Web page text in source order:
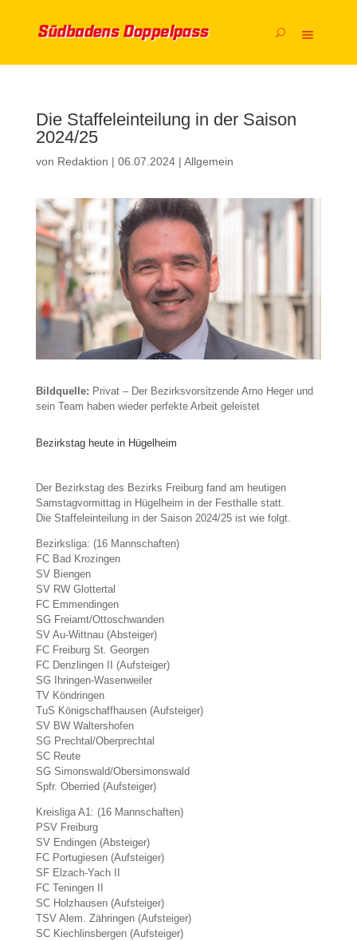
Die Staffeleinteilung in der Saison
2024/25
von Redaktion | 06.07.2024| Allgemein
Bildquelle: Privat – Der Bezirksvorsitzende Arno Heger und
sein Team haben wieder perfekte Arbeit geleistet
Bezirkstag heute in Hügelheim
Der Bezirkstag des Bezirks Freiburg fand am heutigen
Samstagvormittag in Hügelheim in der Festhalle statt.
Die Staffeleinteilung in der Saison 2024/25 ist wie folgt.
Bezirksliga: (16 Mannschaften)
FC Bad Krozingen
SV Biengen
SV RW Glottertal
FC Emmendingen
SG Freiamt/Ottoschwanden
SV Au-Wittnau (Absteiger)
FC Freiburg St. Georgen
FC Denzlingen II (Aufsteiger)
SG Ihringen-Wasenweiler
TV Köndringen
TuS Königschaffhausen (Aufsteiger)
SV BW Waltershofen
SG Prechtal/Oberprechtal
SC Reute
SG Simonswald/Obersimonswald
Spfr. Oberried (Aufsteiger)
Kreisliga A1: (16 Mannschaften)
PSV Freiburg
SV Endingen (Absteiger)
FC Portugiesen (Aufsteiger)
SF Elzach-Yach II
FC Teningen II
SC Holzhausen (Aufsteiger)
TSV Alem. Zähringen (Aufsteiger)
SC Kiechlinsbergen (Aufsteiger)